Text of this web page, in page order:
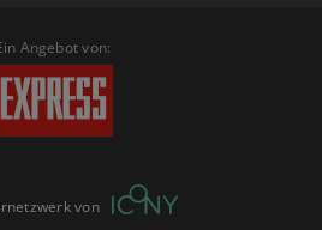
Angebot von:
von